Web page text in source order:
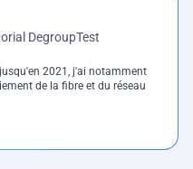
DegroupTest
2021, j'ai notamment
de la fibre et du réseau